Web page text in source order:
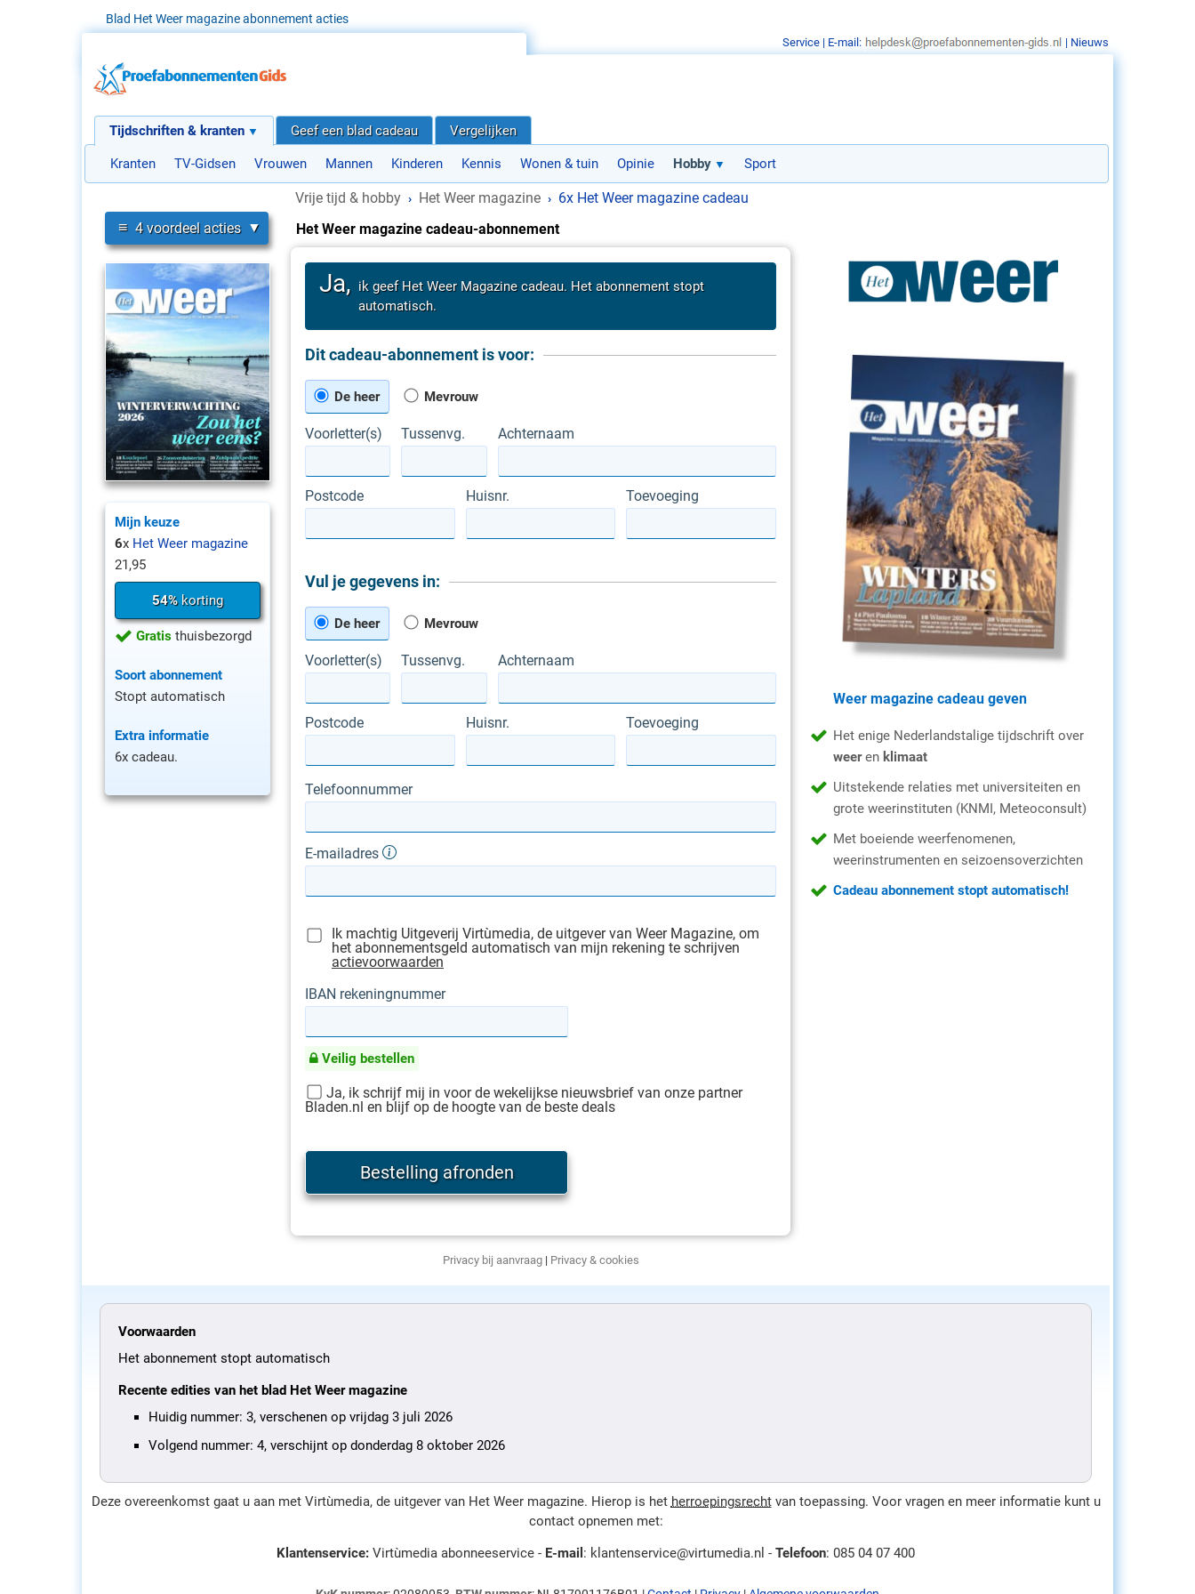
Blad Het Weer magazine abonnement acties
Tijdschriften & kranten
Kranten TV-Gidsen Vrouwen Mannen Kinderen Kennis Wonen & tuin Opinie Hobby Sport
Geef een blad cadeau Vergelijken
Vrije tijd & hobby › Het Weer magazine › 6x Het Weer magazine cadeau
≡ 4 voordeel acties
Mijn keuze
6x Het Weer magazine
21,95
54%korting
Gratis thuisbezorgd
Soort abonnement
Stopt automatisch
Extra informatie
6x cadeau.
Het Weer magazine cadeau-abonnement
Ja, ik geef Het Weer Magazine cadeau. Het abonnement stopt
automatisch.
Dit cadeau-abonnement is voor:
De heer Mevrouw
Voorletter(s) Tussenvg. Achternaam
Postcode Huisnr. Toevoeging
Vul je gegevens in:
De heer Mevrouw
Voorletter(s) Tussenvg. Achternaam
Postcode Huisnr. Toevoeging
Telefoonnummer
E-mailadres
Ik machtig Uitgeverij Virtùmedia, de uitgever van Weer Magazine, om
het abonnementsgeld automatisch van mijn rekening te schrijven
actievoorwaarden
IBAN rekeningnummer
Veilig bestellen
Ja, ik schrijf mij in voor de wekelijkse nieuwsbrief van onze partner
Bladen.nl en blijf op de hoogte van de beste deals
Privacy bij aanvraag| Privacy & cookies
Weer magazine cadeau geven
Het enige Nederlandstalige tijdschrift over
weeren klimaat
Uitstekende relaties met universiteiten en
grote weerinstituten (KNMI, Meteoconsult)
Met boeiende weerfenomenen,
weerinstrumenten en seizoensoverzichten
Cadeau abonnement stopt automatisch!
Voorwaarden
Het abonnement stopt automatisch
Recente edities van het blad Het Weer magazine
Huidig nummer: 3, verschenen op vrijdag 3 juli 2026
Volgend nummer: 4, verschijnt op donderdag 8 oktober 2026
Deze overeenkomst gaat u aan met Virtùmedia, de uitgever van Het Weer magazine. Hierop is het herroepingsrechtvan toepassing. Voor vragen en meer informatie kunt u
contact opnemen met:
Klantenservice: Virtùmedia abonneeservice - E-mail : klantenservice@virtumedia.nl - Telefoon: 085 04 07 400
Service | E-mail: | Nieuws